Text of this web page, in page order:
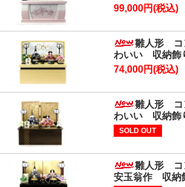
99,000円(税込)
雛人形 コ
わいい 収納
74,000円(税込)
雛人形 コ
わいい 収納
SOLD OUT
雛人形 コ
安玉翁作 収